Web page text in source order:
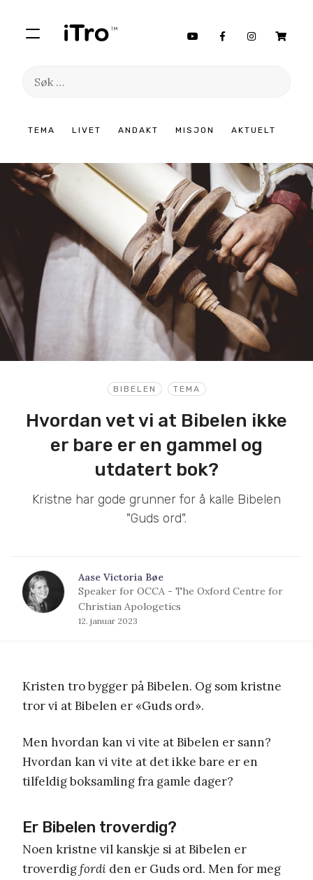
TEMA LIVET ANDAKT MISJON AKTUELT
Søk
innhold
BIBELEN TEMA
Hvordan vet vi at Bibelen ikke
er bare er en gammel og
utdatert bok?
Kristne har gode grunner for å kalle Bibelen
"Guds ord".
Aase Victoria Bøe
Speaker for OCCA - The Oxford Centre for
Christian Apologetics
12. januar 2023
Kristen tro bygger på Bibelen. Og som kristne
tror vi at Bibelen er «Guds ord».
Men hvordan kan vi vite at Bibelen er sann?
Hvordan kan vi vite at det ikke bare er en
tilfeldig boksamling fra gamle dager?
Er Bibelen troverdig?
Noen kristne vil kanskje si at Bibelen er
troverdigfordi den er Guds ord. Men for meg